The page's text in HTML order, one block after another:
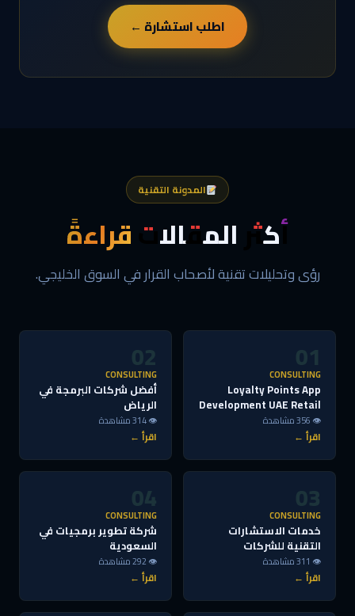
اطلب استشارة ←
المدونة التقنية
أكثر المقالات قراءةً
رؤى وتحليلات تقنية لأصحاب القرار في السوق الخليجي.
01
CONSULTING
Loyalty Points App
Development UAE Retail
👁 356 مشاهدة
اقرأ ←
02
CONSULTING
أفضل شركات البرمجة في
الرياض
👁 314 مشاهدة
اقرأ ←
03
CONSULTING
خدمات الاستشارات
التقنية للشركات
👁 311 مشاهدة
اقرأ ←
04
CONSULTING
شركة تطوير برمجيات في
السعودية
👁 292 مشاهدة
اقرأ ←